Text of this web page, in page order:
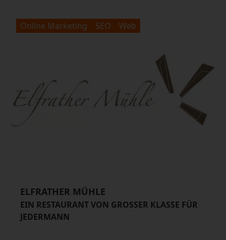
Online Marketing SEO Web
ELFRATHER MÜHLE
EIN RESTAURANT VON GROSSER KLASSE FÜR J
EDERMANN